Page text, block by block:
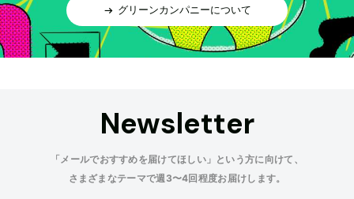
グリーンカンパニーについて
Newsletter
「メールでおすすめを届けてほしい」という方に向けて、
さまざまなテーマで週3〜4回程度お届けします。